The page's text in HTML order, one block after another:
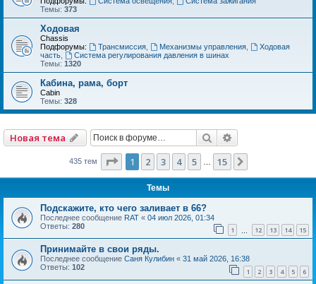
Темы: 373
Ходовая
Chassis
Подфорумы:
Трансмиссия, Механизмы управления,
Ходовая
часть
Система регулирования давления в шинах
Темы: 1320
Кабина, рама, борт
Cabin
Темы: 328
Новая тема Поиск
435 тем Страница из 15
1 2 3 4 5 15
Темы
Подскажите, кто чего заливает в 66?
Последнее сообщение RAT « 04 июл 2026, 01:34
Ответы: 280 1 12 13 14 15
Принимайте в свои ряды.
Последнее сообщение Саня Кулибин « 31 май 2026, 16:38
Ответы: 102 1 2 3 4 5 6